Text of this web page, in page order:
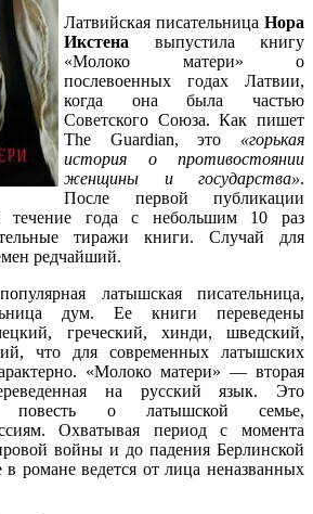
Латвийская писательница Нора
Икстена выпустила книгу
«Молоко матери» о
послевоенных годах Латвии,
когда она была частью
Советского Союза. Как пишет
The Guardian, это «горькая
история о противостоянии
женщины и государства».
После первой публикации
течение года с небольшим 10 раз
тиражи книги. Случай для
редчайший.
латышская писательница,
дум. Ее книги переведены
греческий, хинди, шведский,
что для современных латышских
«Молоко матери» — вторая
на русский язык. Это
повесть о латышской семье,
Охватывая период с момента
войны и до падения Берлинской
в романе ведется от лица неназванных